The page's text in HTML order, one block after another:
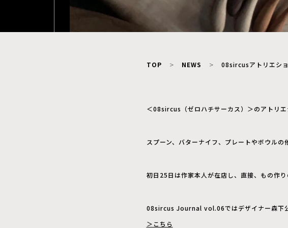
TOP NEWS 08sircusアトリエシ
＜08sircus（ゼロハチサーカス）＞のアトリ
スプーン、バターナイフ、プレートやボウル
初日25日は作家本人が在店し、直接、もの作り
08sircus Journal vol.06ではデザイナー森下
＞こちら